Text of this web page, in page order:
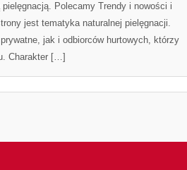
Polecamy Trendy i nowości i
jest tematyka naturalnej pielęgnacji.
jak i odbiorców hurtowych, którzy
Charakter […]